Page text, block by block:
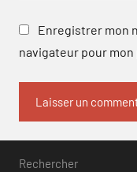
Enregistrer mon
navigateur pour
Rechercher